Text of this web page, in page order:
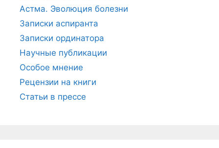
Астма. Эволюция болезни
Записки аспиранта
Записки ординатора
Научные публикации
Особое мнение
Рецензии на книги
Статьи в прессе